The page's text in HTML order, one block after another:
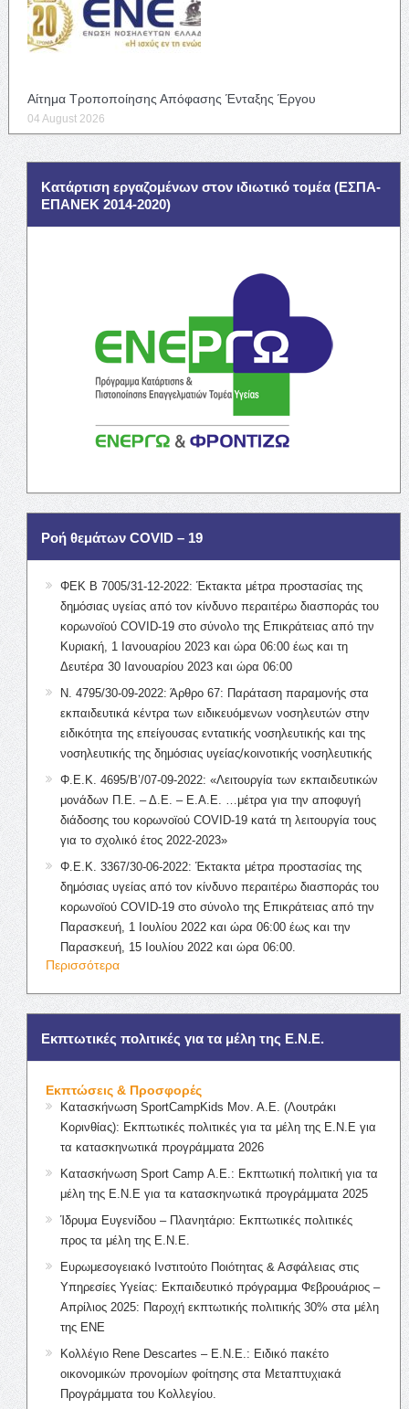
Αίτημα Τροποποίησης Απόφασης Ένταξης Έργου
04 August 2026
Κατάρτιση εργαζομένων στον ιδιωτικό τομέα (ΕΣΠΑ-
ΕΠΑΝΕΚ 2014-2020)
Ροή θεμάτων COVID – 19
ΦΕΚ Β 7005/31-12-2022: Έκτακτα μέτρα προστασίας της
δημόσιας υγείας από τον κίνδυνο περαιτέρω διασποράς του
κορωνοϊού COVID-19 στο σύνολο της Επικράτειας από την
Κυριακή, 1 Ιανουαρίου 2023 και ώρα 06:00 έως και τη
Δευτέρα 30 Ιανουαρίου 2023 και ώρα 06:00
Ν. 4795/30-09-2022: Άρθρο 67: Παράταση παραμονής στα
εκπαιδευτικά κέντρα των ειδικευόμενων νοσηλευτών στην
ειδικότητα της επείγουσας εντατικής νοσηλευτικής και της
νοσηλευτικής της δημόσιας υγείας/κοινοτικής νοσηλευτικής
Φ.Ε.Κ. 4695/Β’/07-09-2022: «Λειτουργία των εκπαιδευτικών
μονάδων Π.Ε. – Δ.Ε. – Ε.Α.Ε. …μέτρα για την αποφυγή
διάδοσης του κορωνοϊού COVID-19 κατά τη λειτουργία τους
για το σχολικό έτος 2022-2023»
Φ.Ε.Κ. 3367/30-06-2022: Έκτακτα μέτρα προστασίας της
δημόσιας υγείας από τον κίνδυνο περαιτέρω διασποράς του
κορωνοϊού COVID-19 στο σύνολο της Επικράτειας από την
Παρασκευή, 1 Ιουλίου 2022 και ώρα 06:00 έως και την
Παρασκευή, 15 Ιουλίου 2022 και ώρα 06:00.
Περισσότερα
Εκπτωτικές πολιτικές για τα μέλη της Ε.Ν.Ε.
Εκπτώσεις & Προσφορές
Κατασκήνωση SportCampKids Μον. Α.Ε. (Λουτράκι
Κορινθίας): Εκπτωτικές πολιτικές για τα μέλη της Ε.Ν.Ε για
τα κατασκηνωτικά προγράμματα 2026
Κατασκήνωση Sport Camp Α.Ε.: Εκπτωτική πολιτική για τα
μέλη της Ε.Ν.Ε για τα κατασκηνωτικά προγράμματα 2025
Ίδρυμα Ευγενίδου – Πλανητάριο: Εκπτωτικές πολιτικές
προς τα μέλη της Ε.Ν.Ε.
Ευρωμεσογειακό Ινστιτούτο Ποιότητας & Ασφάλειας στις
Υπηρεσίες Υγείας: Εκπαιδευτικό πρόγραμμα Φεβρουάριος –
Απρίλιος 2025: Παροχή εκπτωτικής πολιτικής 30% στα μέλη
της ΕΝΕ
Κολλέγιο Rene Descartes – Ε.Ν.Ε.: Ειδικό πακέτο
οικονομικών προνομίων φοίτησης στα Μεταπτυχιακά
Προγράμματα του Κολλεγίου.